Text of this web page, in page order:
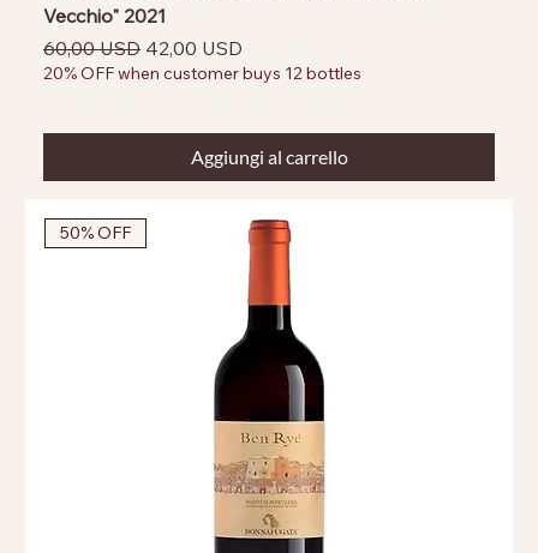
Vecchio" 2021
Prezzo regolare
60,00 USD Prezzo scontato
42,00 USD
20% OFF when customer buys 12 bottles
Aggiungi al carrello
50% OFF